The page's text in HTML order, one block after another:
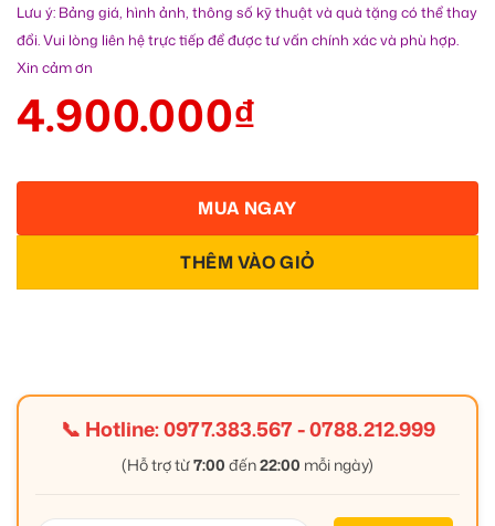
Lưu ý: Bảng giá, hình ảnh, thông số kỹ thuật và quà tặng có thể thay
đổi. Vui lòng liên hệ trực tiếp để được tư vấn chính xác và phù hợp.
Xin cảm ơn
4.900.000₫
THÊM VÀO GIỎ
MUA NGAY
📞 Hotline:0977.383.567-0788.212.999
(Hỗ trợ từ7:00 đến22:00 mỗi ngày)